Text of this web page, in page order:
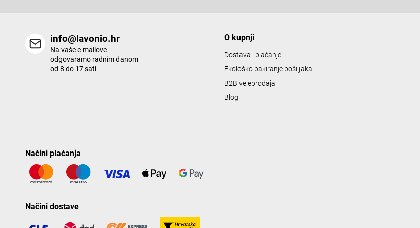
r
o
s
info@lavonio.hr
Na vaše e-mailove
odgovaramo radnim danom
od 8 do 17 sati
O kupnji
Dostava i plaćanje
Ekološko pakiranje pošiljaka
B2B veleprodaja
Blog
Načini plaćanja
Načini dostave